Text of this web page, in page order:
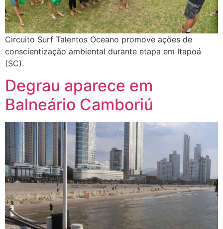
Circuito Surf Talentos Oceano promove ações de
conscientização ambiental durante etapa em Itapoá
(SC).
Degrau aparece em
Balneário Camboriú